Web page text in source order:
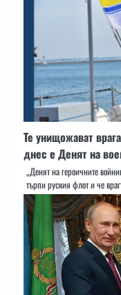
Те унищожават
днес е Денят на
„Денят на героичните
търпи руския флот и че